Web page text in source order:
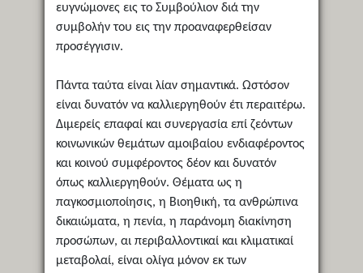
ευγνώμονες εις το Συμβούλιον διά την
συμβολήν του εις την προαναφερθείσαν
προσέγγισιν.
Πάντα ταύτα είναι λίαν σημαντικά. Ωστόσον
είναι δυνατόν να καλλιεργηθούν έτι περαιτέρω.
Διμερείς επαφαί και συνεργασία επί ζεόντων
κοινωνικών θεμάτων αμοιβαίου ενδιαφέροντος
και κοινού συμφέροντος δέον και δυνατόν
όπως καλλιεργηθούν. Θέματα ως η
παγκοσμιοποίησις, η Βιοηθική, τα ανθρώπινα
δικαιώματα, η πενία, η παράνομη διακίνηση
προσώπων, αι περιβαλλοντικαί και κλιματικαί
μεταβολαί, είναι ολίγα μόνον εκ των